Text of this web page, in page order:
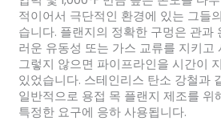
적이어서 극단적인 환경에 있는 그들
습니다. 플랜지의 정확한 구멍은 관과
러운 유동성 또는 가스 교류를 지키고
그렇지 않으면 파이프라인을 시간이
있었습니다. 스테인리스 탄소 강철과
일반적으로 용접 목 플랜지 제조를 위
특정한 요구에 응하 사용됩니다.